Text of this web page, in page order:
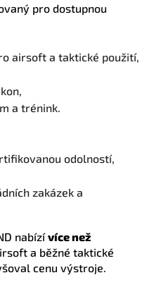
pro dostupnou
airsoft a taktické použití,
a trénink.
odolností,
zakázek a
nabízívíce než
a běžné taktické
cenu výstroje.